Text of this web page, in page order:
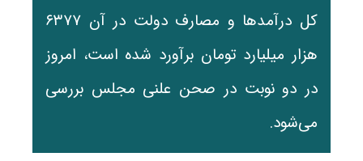
کل درآمدها و مصارف دولت در آن ۶۳۷۷
هزار میلیارد تومان برآورد شده است، امروز
در دو نوبت در صحن علنی مجلس بررسی
می‌شود.